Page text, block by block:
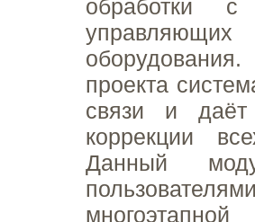
обработки с
проекта
связи и даёт
коррекции
Данный